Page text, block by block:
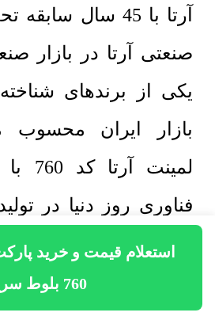
استعلام قیمت و خرید
760 بلوط سرخ
آرتا با 45 سال
صنعتی آرتا در بازار
یکی از برندهای
بازار ایران محسوب
روکش پارکت یکی از
موجود است. همچنین